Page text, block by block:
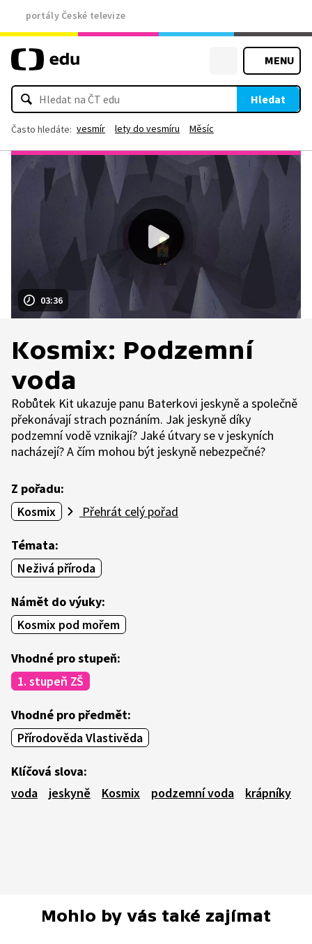
portály České televize
MENU
Hledat
Často hledáte: vesmír lety do vesmíru Měsíc
03:36
Kosmix: Podzemní
voda
Robůtek Kit ukazuje panu Baterkovi jeskyně a společně
překonávají strach poznáním. Jak jeskyně díky
podzemní vodě vznikají? Jaké útvary se v jeskyních
nacházejí? A čím mohou být jeskyně nebezpečné?
Z pořadu:
Kosmix
Přehrát celý pořad
Témata:
Neživá příroda
Námět do výuky:
Kosmix pod mořem
Vhodné pro stupeň:
1. stupeň ZŠ
Vhodné pro předmět:
Přírodověda Vlastivěda
Klíčová slova:
voda
jeskyně Kosmix podzemní voda krápníky
Mohlo by vás také zajímat